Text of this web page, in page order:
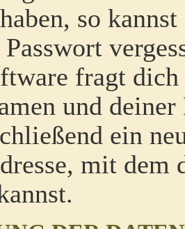
so
fragt dich
und
ein
mit dem